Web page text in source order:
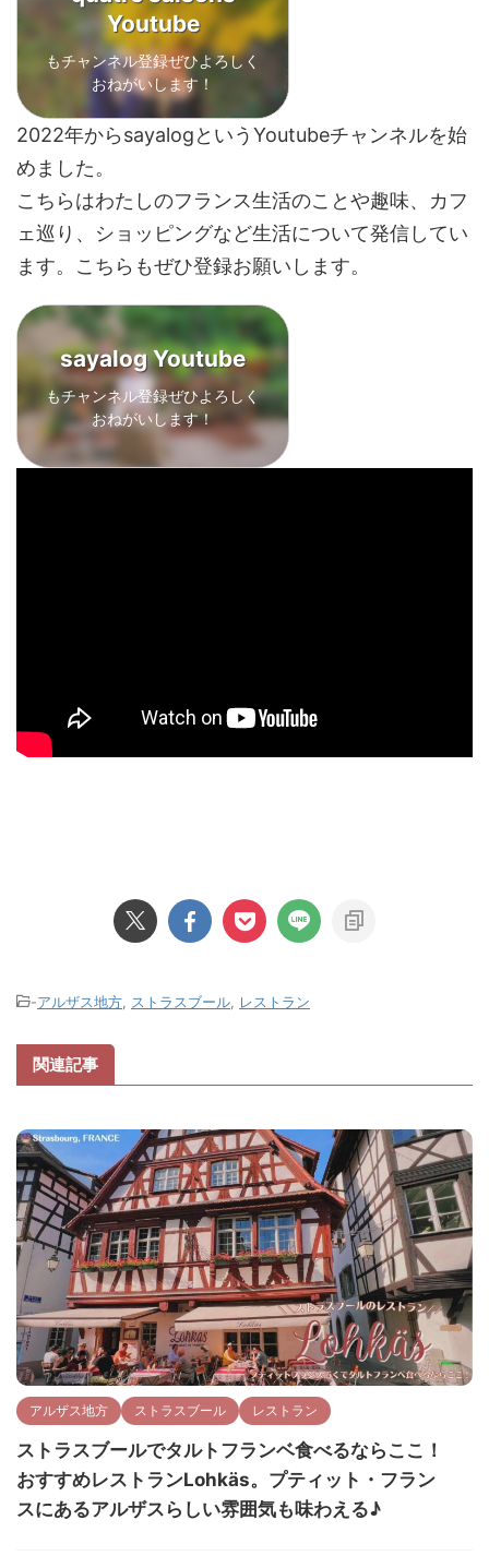
Youtube
もチャンネル登録ぜひよろしく
おねがいします！
2022年からsayalogというYoutubeチャンネルを始
めました。
こちらはわたしのフランス生活のことや趣味、カフ
ェ巡り、ショッピングなど生活について発信してい
ます。こちらもぜひ登録お願いします。
sayalog Youtube
もチャンネル登録ぜひよろしく
おねがいします！
-アルザス地方 ストラスブール レストラン
関連記事
アルザス地方 ストラスブール レストラン
ストラスブールでタルトフランベ食べるならここ！
おすすめレストランLohkäs。プティット・フラン
スにあるアルザスらしい雰囲気も味わえる♪